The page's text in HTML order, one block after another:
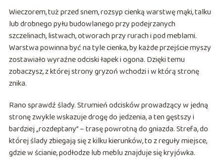
Wieczorem, tuż przed snem, rozsyp cienką warstwę mąki, talku
lub drobnego pyłu budowlanego przy podejrzanych
szczelinach, listwach, otworach przy rurach i pod meblami.
Warstwa powinna być na tyle cienka, by każde przejście myszy
zostawiało wyraźne odciski łapek i ogona. Dzięki temu
zobaczysz, z której strony gryzoń wchodzi i w którą stronę
znika.
Rano sprawdź ślady. Strumień odcisków prowadzący w jedną
stronę zwykle wskazuje drogę do jedzenia, a ten gęstszy i
bardziej „rozdeptany” – trasę powrotną do gniazda. Strefa, do
której ślady zbiegają się z kilku kierunków, to z reguły miejsce,
gdzie w ścianie, podłodze lub meblu znajduje się kryjówka.